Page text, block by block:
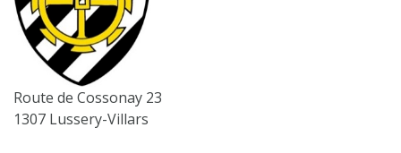
Route de Cossonay 23
1307 Lussery-Villars